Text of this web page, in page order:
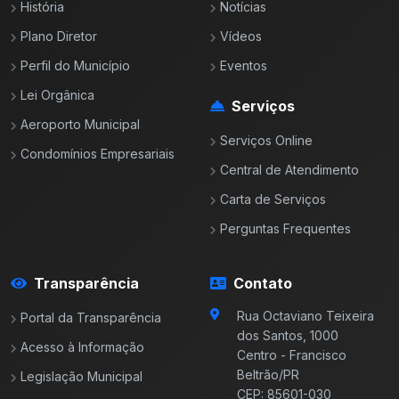
Pavimentação asfáltica em Concreto Betuminoso
Construção Em Andamento
Pavimentação asfáltica - Bairro Novo Mundo até
o encontro do contorno noroeste José Richa-PR
483
PINHEIRÃO (BETINHO)
Construção Em Andamento
40.31% executado
História
Plano Diretor
Perfil do Município
Lei Orgânica
Aeroporto Municipal
Condomínios Empresariais
Notícias
Vídeos
Eventos
Serviços
Serviços Online
Central de Atendimento
Carta de Serviços
Perguntas Frequentes
Transparência
Portal da Transparência
Acesso à Informação
Legislação Municipal
Contato
Rua Octaviano Teixeira
dos Santos, 1000
Centro - Francisco
Beltrão/PR
CEP: 85601-030